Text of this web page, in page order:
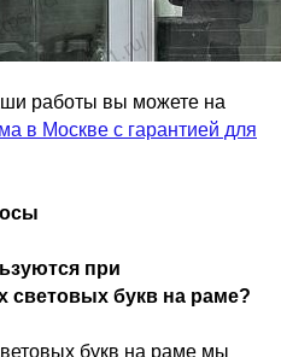
работы вы можете на
в Москве с гарантией для
при
световых букв на раме?
букв на раме мы